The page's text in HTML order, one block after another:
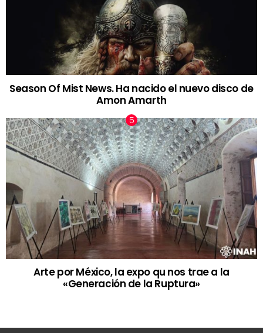
Season Of Mist News. Ha nacido el nuevo disco de
Amon Amarth
Arte por México, la expo qu nos trae a la
«Generación de la Ruptura»